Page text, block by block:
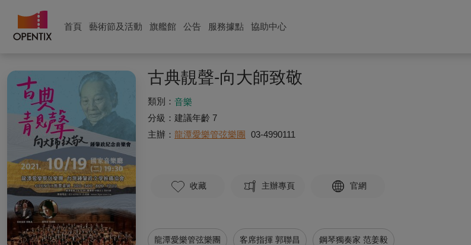
首頁 藝術節及活動 旗艦館 公告 服務據點 協助中心
古典靚聲-向大師致敬
類別： 音樂
分級： 建議年齡 7
主辦： 龍潭愛樂管弦樂團 03-4990111
收藏 主辦專頁 官網
龍潭愛樂管弦樂團 客席指揮 郭聯昌 鋼琴獨奏家 范姜毅